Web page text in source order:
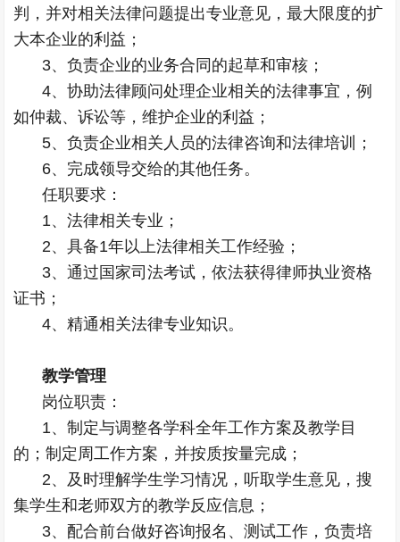
判，并对相关法律问题提出专业意见，最大限度的扩
大本企业的利益；
3、负责企业的业务合同的起草和审核；
4、协助法律顾问处理企业相关的法律事宜，例
如仲裁、诉讼等，维护企业的利益；
5、负责企业相关人员的法律咨询和法律培训；
6、完成领导交给的其他任务。
任职要求：
1、法律相关专业；
2、具备1年以上法律相关工作经验；
3、通过国家司法考试，依法获得律师执业资格
证书；
4、精通相关法律专业知识。
教学管理
岗位职责：
1、制定与调整各学科全年工作方案及教学目
的；制定周工作方案，并按质按量完成；
2、及时理解学生学习情况，听取学生意见，搜
集学生和老师双方的教学反应信息；
3、配合前台做好咨询报名、测试工作，负责培